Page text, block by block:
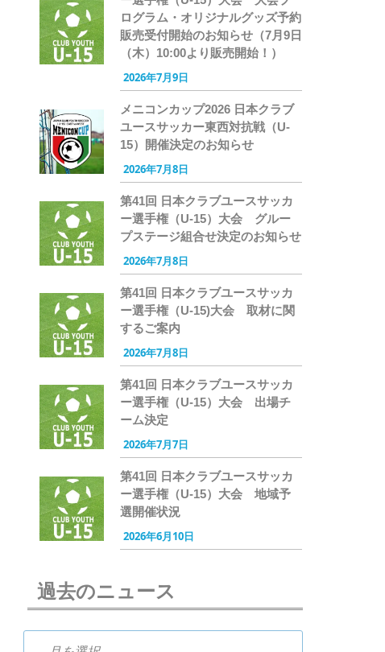
ログラム・オリジナルグッズ予約
販売受付開始のお知らせ（7月9日
（木）10:00より販売開始！）
2026年7月9日
メニコンカップ2026 日本クラブ
ユースサッカー東西対抗戦（U-
15）開催決定のお知らせ
2026年7月8日
第41回 日本クラブユースサッカ
ー選手権（U-15）大会 グルー
プステージ組合せ決定のお知らせ
2026年7月8日
第41回 日本クラブユースサッカ
ー選手権（U-15)大会 取材に関
するご案内
2026年7月8日
第41回 日本クラブユースサッカ
ー選手権（U-15）大会 出場チ
ーム決定
2026年7月7日
第41回 日本クラブユースサッカ
ー選手権（U-15）大会 地域予
選開催状況
2026年6月10日
過去のニュース